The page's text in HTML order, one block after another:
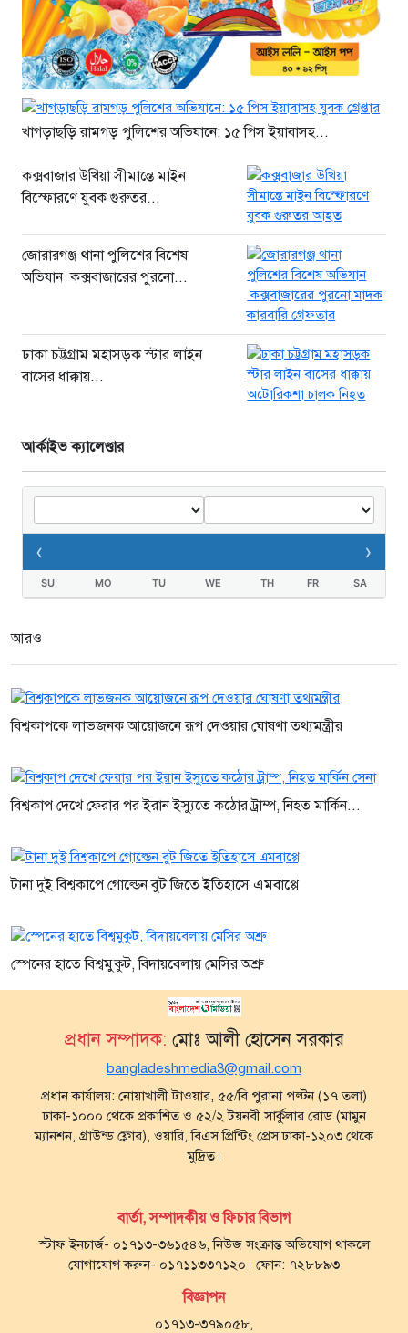
শেখ হাসিনা গণতন্ত্রের নাম করে
প্রতিষ্ঠানগুলো ধ্বংস করেছেন: মির্জা
ফখরুল
২১ ঘণ্টা আগে
থাইল্যান্ডে ভয়াবহ বন্দুক হামলা: দাদা-
দাদিসহ স্কুলে আরও ৭ জনকে হত্যা
সিলেটে দুই বাসের ভয়াবহ সংঘর্ষ: ঝরে
গেল ৮টি তাজা প্রাণ, হাসপাতালে ২৫
২১ ঘণ্টা আগে
সিলিন্ডার লিকেজে ভয়াবহ অগ্নিকাণ্ড:
দগ্ধ ৩ জনের অবস্থা আশঙ্কাজনক
খাগড়াছড়ি রামগড় পুলিশের অভিযানে: ১৫ পিস ইয়াবাসহ...
কক্সবাজার উখিয়া সীমান্তে মাইন
বিস্ফোরণে যুবক গুরুতর...
জোরারগঞ্জ থানা পুলিশের বিশেষ
অভিযান কক্সবাজারের পুরনো...
ঢাকা চট্টগ্রাম মহাসড়ক স্টার লাইন
বাসের ধাক্কায়...
আর্কাইভ ক্যালেণ্ডার
‹ ›
SU MO TU WE TH FR SA
আরও
বিশ্বকাপকে লাভজনক আয়োজনে রূপ দেওয়ার ঘোষণা তথ্যমন্ত্রীর
বিশ্বকাপ দেখে ফেরার পর ইরান ইস্যুতে কঠোর ট্রাম্প, নিহত মার্কিন...
টানা দুই বিশ্বকাপে গোল্ডেন বুট জিতে ইতিহাসে এমবাপ্পে
স্পেনের হাতে বিশ্বমুকুট, বিদায়বেলায় মেসির অশ্রু
প্রধান সম্পাদক: মোঃ আলী হোসেন সরকার
bangladeshmedia3@gmail.com
প্রধান কার্যালয়: নোয়াখালী টাওয়ার, ৫৫/বি পুরানা পল্টন (১৭ তলা)
ঢাকা-১০০০ থেকে প্রকাশিত ও ৫২/২ টয়নবী সার্কুলার রোড (মামুন
ম্যানশন, গ্রাউন্ড ফ্লোর), ওয়ারি, বিএস প্রিন্টিং প্রেস ঢাকা-১২০৩ থেকে
মুদ্রিত।
বার্তা, সম্পাদকীয় ও ফিচার বিভাগ
স্টাফ ইনচার্জ- ০১৭১৩-৩৬১৫৪৬, নিউজ সংক্রান্ত অভিযোগ থাকলে
যোগাযোগ করুন- ০১৭১১৩৩৭১২০। ফোন: ৭২৮৮৯৩
বিজ্ঞাপন
০১৭১৩-৩৭৯০৫৮,